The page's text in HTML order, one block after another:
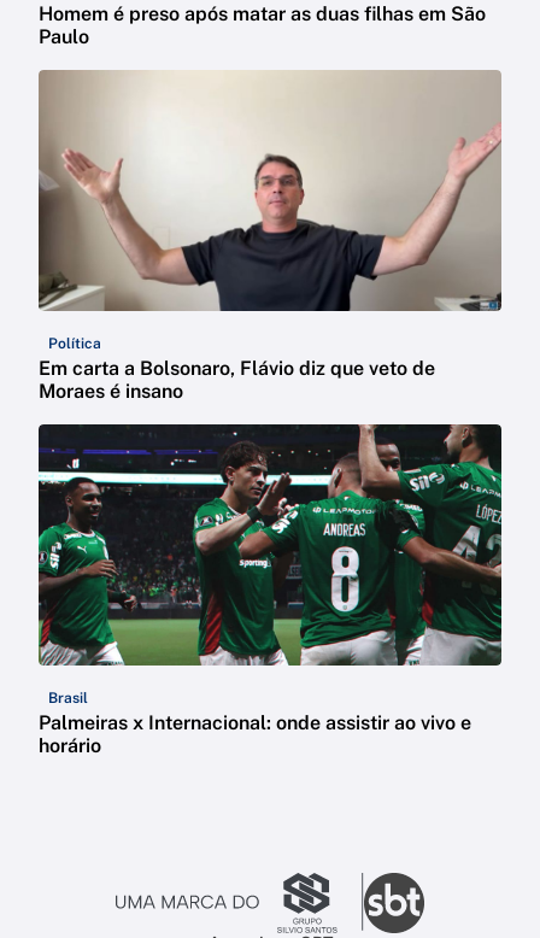
Homem é preso após matar as duas filhas em São
Paulo
Política
Em carta a Bolsonaro, Flávio diz que veto de
Moraes é insano
Brasil
Palmeiras x Internacional: onde assistir ao vivo e
horário